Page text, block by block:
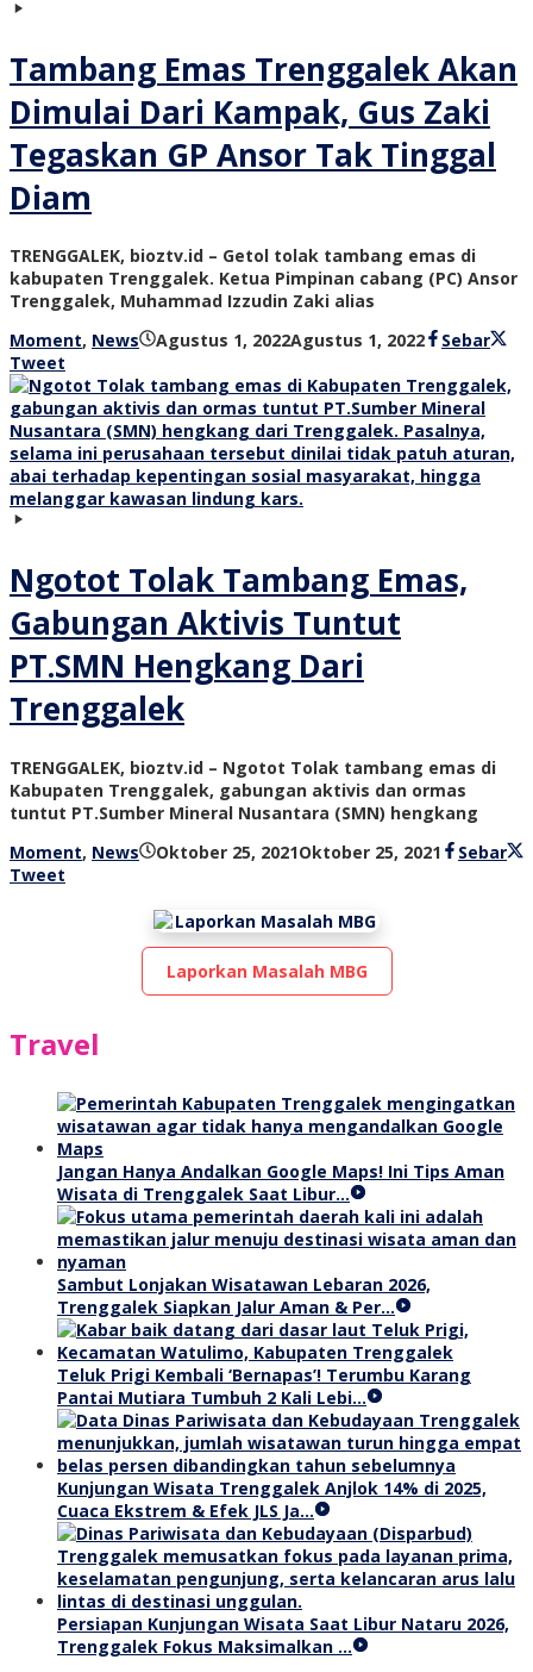
Tambang Emas Trenggalek Akan
Dimulai Dari Kampak, Gus Zaki
Tegaskan GP Ansor Tak Tinggal
Diam
TRENGGALEK, bioztv.id – Getol tolak tambang emas di
kabupaten Trenggalek. Ketua Pimpinan cabang (PC) Ansor
Trenggalek, Muhammad Izzudin Zaki alias
Moment, News Agustus 1, 2022Agustus 1, 2022oleh
tv
Sebar
Tweet
Ngotot Tolak Tambang Emas,
Gabungan Aktivis Tuntut
PT.SMN Hengkang Dari
Trenggalek
TRENGGALEK, bioztv.id – Ngotot Tolak tambang emas di
Kabupaten Trenggalek, gabungan aktivis dan ormas
tuntut PT.Sumber Mineral Nusantara (SMN) hengkang
Moment, News Oktober 25, 2021Oktober 25, 2021 olehSebar
Tweet
Laporkan Masalah MBG
Travel
Jangan Hanya Andalkan Google Maps! Ini Tips Aman
Wisata di Trenggalek Saat Libur…
Sambut Lonjakan Wisatawan Lebaran 2026,
Trenggalek Siapkan Jalur Aman & Per…
Teluk Prigi Kembali ‘Bernapas’! Terumbu Karang
Pantai Mutiara Tumbuh 2 Kali Lebi…
Kunjungan Wisata Trenggalek Anjlok 14% di 2025,
Cuaca Ekstrem & Efek JLS Ja…
Persiapan Kunjungan Wisata Saat Libur Nataru 2026,
Trenggalek Fokus Maksimalkan …